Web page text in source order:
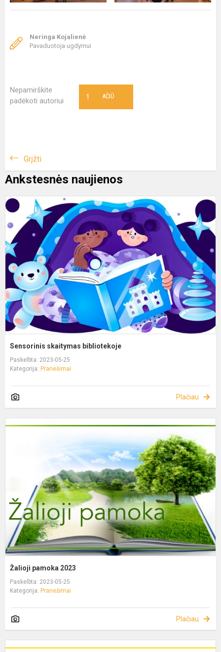
Neringa Kojalienė
Pavaduotoja ugdymui
Nepamirškite
padėkoti autoriui
AČIŪ
1
Grįžti
Ankstesnės naujienos
Sensorinis skaitymas bibliotekoje
Paskelbta: 2023-05-25
Kategorija: Pranešimai
Plačiau
Žalioji pamoka 2023
Paskelbta: 2023-05-25
Kategorija: Pranešimai
Plačiau